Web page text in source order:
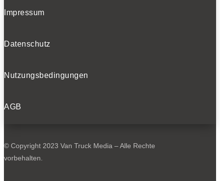
Impressum
Datenschutz
Nutzungsbedingungen
AGB
© Copyright 2023 Van Truck Media – Alle Rechte
vorbehalten.